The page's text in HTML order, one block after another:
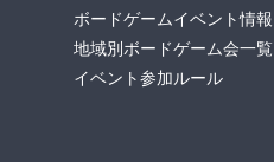
ボードゲームイベント情報
地域別ボードゲーム会一覧
イベント参加ルール